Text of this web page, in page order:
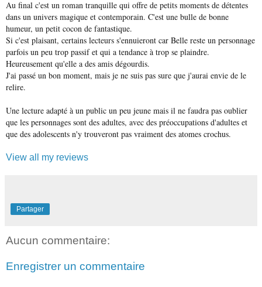
Au final c'est un roman tranquille qui offre de petits moments de détentes
dans un univers magique et contemporain. C'est une bulle de bonne
humeur, un petit cocon de fantastique.
Si c'est plaisant, certains lecteurs s'ennuieront car Belle reste un personnage
parfois un peu trop passif et qui a tendance à trop se plaindre.
Heureusement qu'elle a des amis dégourdis.
J'ai passé un bon moment, mais je ne suis pas sure que j'aurai envie de le
relire.
Une lecture adapté à un public un peu jeune mais il ne faudra pas oublier
que les personnages sont des adultes, avec des préoccupations d'adultes et
que des adolescents n'y trouveront pas vraiment des atomes crochus.
View all my reviews
Partager
Aucun commentaire:
Enregistrer un commentaire